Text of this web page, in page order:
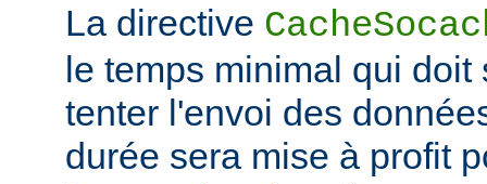
La directive
le temps minimal qui doit
tenter l'envoi des
durée sera mise à profit